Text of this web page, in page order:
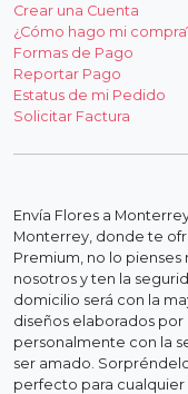
Crear una Cuenta
¿Cómo hago mi
Formas de Pago
Reportar Pago
Estatus de mi Pedido
Solicitar Factura
Envía Flores a
Monterrey, donde te
Premium, no lo
nosotros y ten la
domicilio será con la
diseños elaborados
personalmente con la
ser amado.
perfecto para cualquier